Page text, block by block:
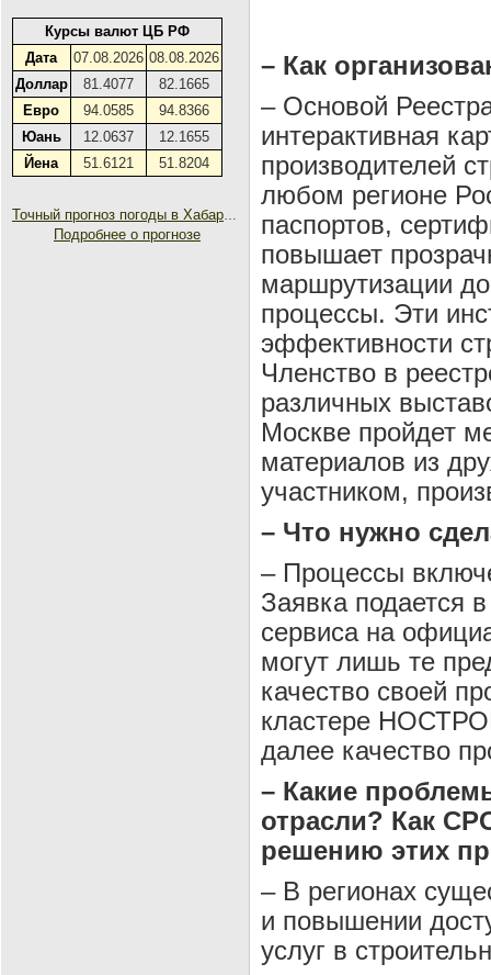
– Как
– Основой
интерактивная
производителей
любом регионе
паспортов,
повышает
маршрутизации
процессы. Эти
эффективности
Членство в
различных
Москве пройдет
материалов из
участником,
– Что нужно
– Процессы
Заявка подается
сервиса на
могут лишь те
качество своей
кластере
далее качество
– Какие
отрасли? Как
решению этих
– В регионах
и повышении
услуг в
Курсы валют ЦБ РФ
Дата
07.08.2026 08.08.2026
Доллар
81.4077
82.1665
Евро
94.0585
94.8366
Юань
12.0637
12.1655
Йена
51.6121 51.8204
Точный прогноз погоды в Хабаровске на 30 дней
Подробнее о прогнозе